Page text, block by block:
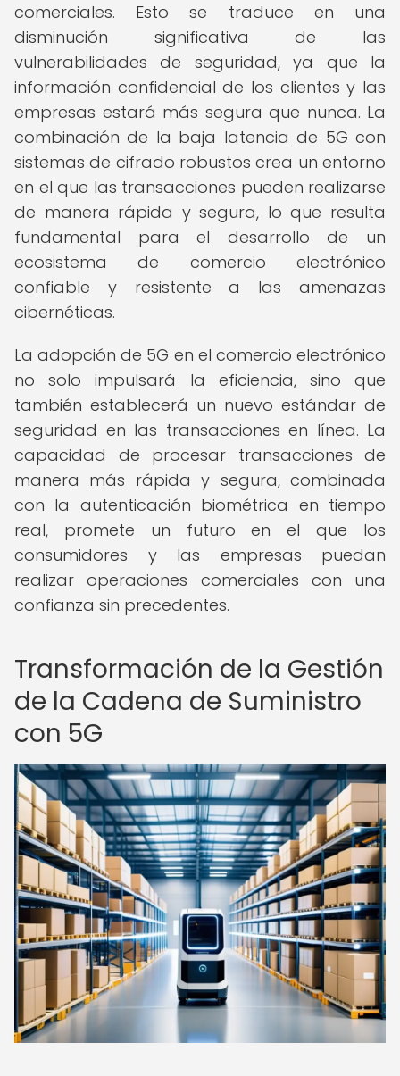
comerciales. Esto se traduce en una
disminución significativa de las
vulnerabilidades de seguridad, ya que la
información confidencial de los clientes y las
empresas estará más segura que nunca. La
combinación de la baja latencia de 5G con
sistemas de cifrado robustos crea un entorno
en el que las transacciones pueden realizarse
de manera rápida y segura, lo que resulta
fundamental para el desarrollo de un
ecosistema de comercio electrónico
confiable y resistente a las amenazas
cibernéticas.
La adopción de 5G en el comercio electrónico
no solo impulsará la eficiencia, sino que
también establecerá un nuevo estándar de
seguridad en las transacciones en línea. La
capacidad de procesar transacciones de
manera más rápida y segura, combinada
con la autenticación biométrica en tiempo
real, promete un futuro en el que los
consumidores y las empresas puedan
realizar operaciones comerciales con una
confianza sin precedentes.
Transformación de la Gestión
de la Cadena de Suministro
con 5G